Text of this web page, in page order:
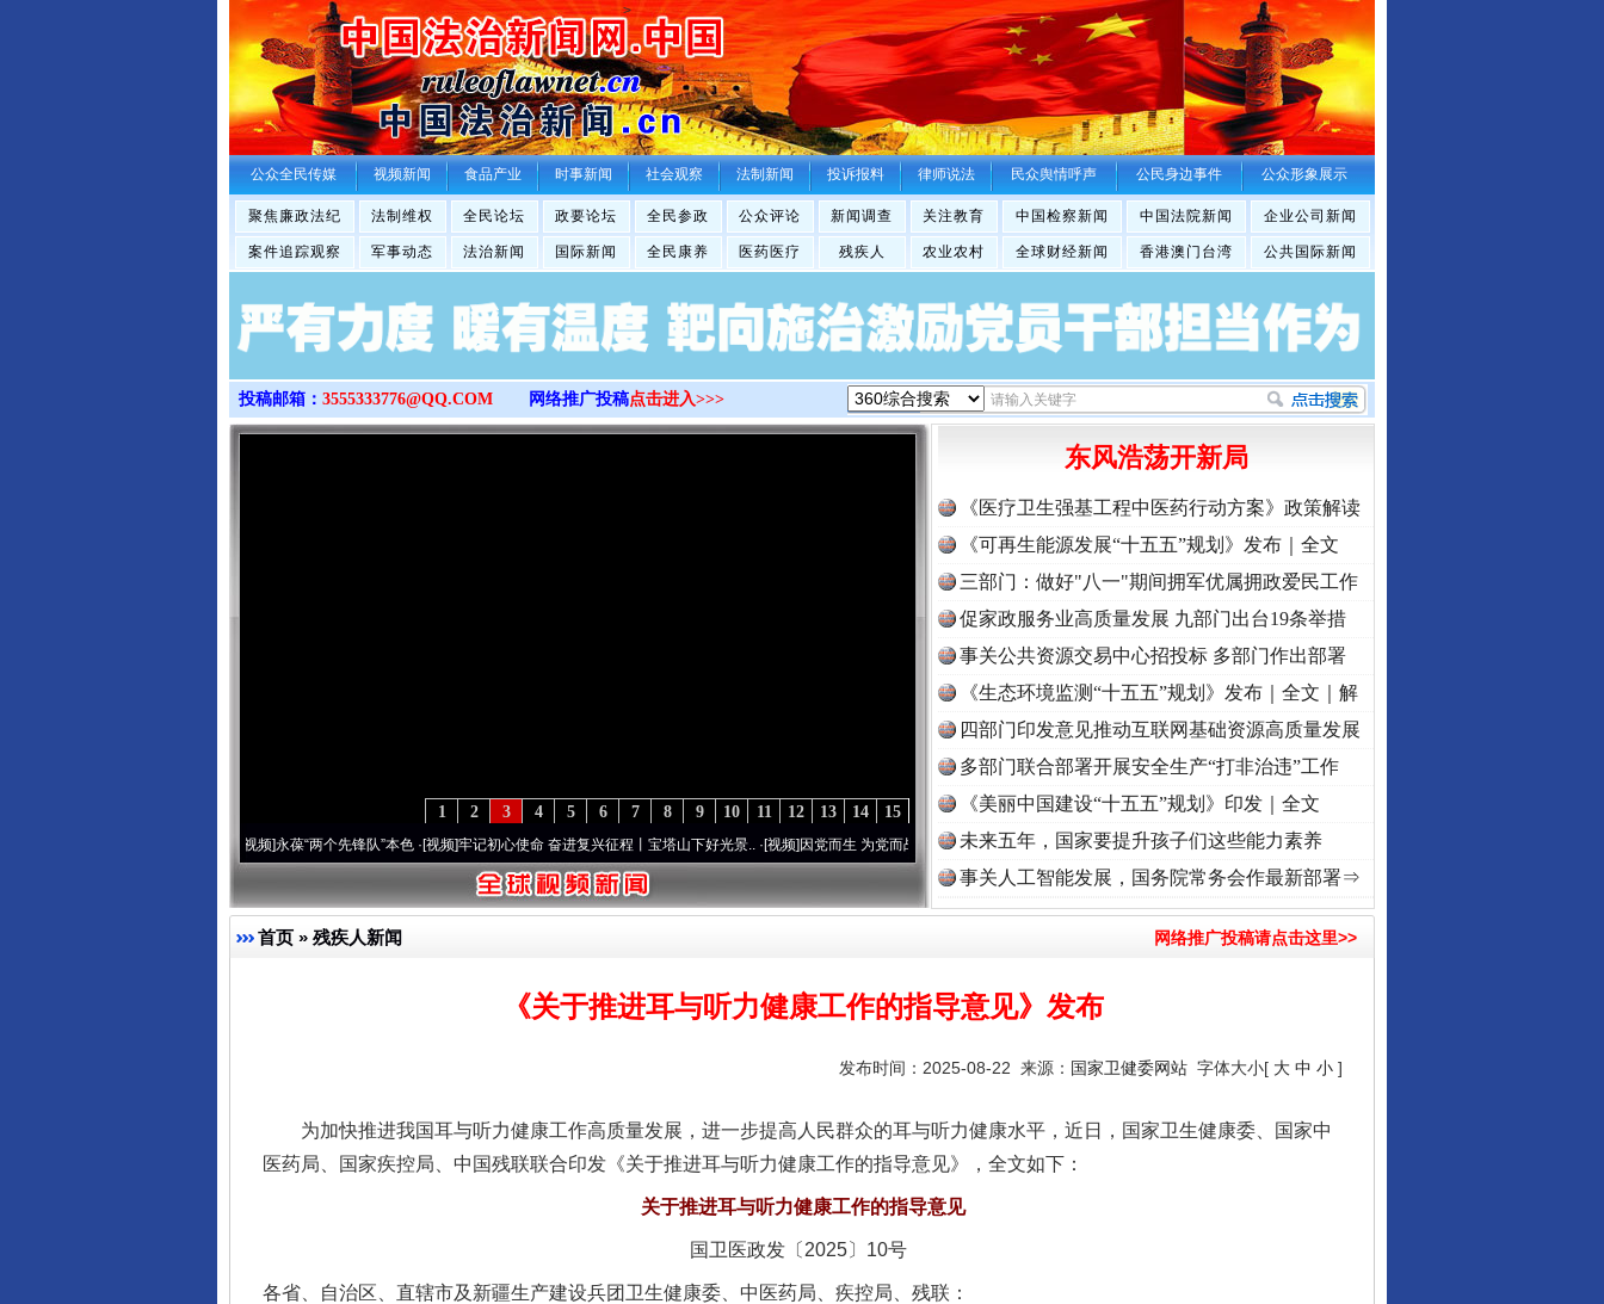
>
公众全民传媒 视频新闻 食品产业 时事新闻 社会观察 法制新闻 投诉报料 律师说法 民众舆情呼声 公民身边事件 公众形象展示
聚焦廉政法纪 法制维权 全民论坛 政要论坛 全民参政 公众评论 新闻调查 关注教育 中国检察新闻 中国法院新闻 企业公司新闻
案件追踪观察 军事动态 法治新闻 国际新闻 全民康养 医药医疗 残疾人 农业农村 全球财经新闻 香港澳门台湾 公共国际新闻
投稿邮箱： 3555333776@QQ.COM 网络推广投稿点击进入>>>
15
14
13
12
11
10
9
8
7
6
5
4
3
2
1
永葆“两个先锋队”本色·[视频]牢记初心使命 奋进复兴征程丨宝塔山下好光景..·[视频]因党而生 为党而战——百年“纪”事⑧加强纪律..·[视频]牢记初心使命 奋进复兴征程丨“转折之城”激荡..
东风浩荡开新局
《医疗卫生强基工程中医药行动方案》政策解读
《可再生能源发展“十五五”规划》发布｜全文
三部门：做好"八一"期间拥军优属拥政爱民工作
促家政服务业高质量发展 九部门出台19条举措
事关公共资源交易中心招投标 多部门作出部署
《生态环境监测“十五五”规划》发布｜全文｜解
读
四部门印发意见推动互联网基础资源高质量发展
多部门联合部署开展安全生产“打非治违”工作
《美丽中国建设“十五五”规划》印发｜全文
未来五年，国家要提升孩子们这些能力素养
事关人工智能发展，国务院常务会作最新部署⇒
首页 » 残疾人新闻 网络推广投稿请点击这里>>
《关于推进耳与听力健康工作的指导意见》发布
发布时间：2025-08-22 来源： 国家卫健委网站 字体大小[ 大 中 小 ]
为加快推进我国耳与听力健康工作高质量发展，进一步提高人民群众的耳与听力健康水平，近日，国家卫生健康委、国家中
医药局、国家疾控局、中国残联联合印发《关于推进耳与听力健康工作的指导意见》，全文如下：
关于推进耳与听力健康工作的指导意见
国卫医政发〔2025〕10号
各省、自治区、直辖市及新疆生产建设兵团卫生健康委、中医药局、疾控局、残联：